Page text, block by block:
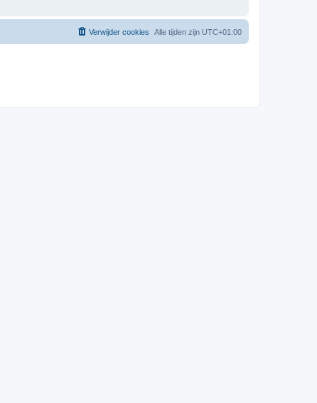
Alle tijden zijn UTC+01:00
Verwijder cookies